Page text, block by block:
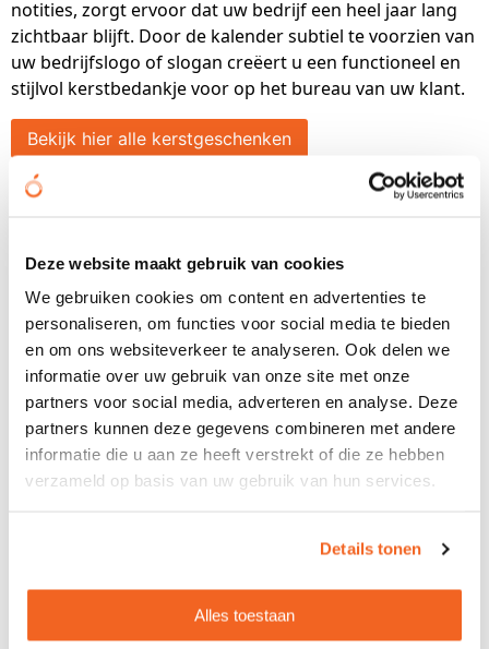
Deze website maakt gebruik van cookies
We gebruiken cookies om content en advertenties te
personaliseren, om functies voor social media te bieden
en om ons websiteverkeer te analyseren. Ook delen we
informatie over uw gebruik van onze site met onze
partners voor social media, adverteren en analyse. Deze
partners kunnen deze gegevens combineren met andere
informatie die u aan ze heeft verstrekt of die ze hebben
verzameld op basis van uw gebruik van hun services.
Details tonen
Alles toestaan
notities, zorgt ervoor dat uw bedrijf een heel jaar lang
zichtbaar blijft. Door de kalender subtiel te voorzien van
uw bedrijfslogo of slogan creëert u een functioneel en
stijlvol kerstbedankje voor op het bureau van uw klant.
Bekijk hier alle kerstgeschenken
Maak uw kerstbedankje
Het personaliseren van kerstbedankjes maakt écht het
verschil. Een bedankje met naam of een persoonlijke
boodschap toont extra aandacht, waardoor uw cadeau
nóg meer opvalt en gewaardeerd wordt. Door
bedankjes te bedrukken, maakt u een onuitwisbare
indruk op uw klant en bouwt u tegelijkertijd aan
langdurige klantloyaliteit.
Kies voor de kerstbedankjes
staan we voor u klaar om deze kerst
onvergetelijk te maken. Onze ruime keuze aan
relatiegeschenkenmaakt het mogelijk om
iets bijzonders te geven dat past bij uw bedrijf. Of u nu